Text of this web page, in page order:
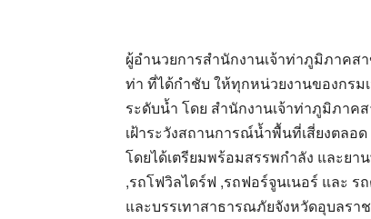
ผู้อำนวยการสำนักงานเจ้าท่าภูมิภาคส
ท่า ที่ได้กำชับ ให้ทุกหน่วยงานของกรม
ระดับน้ำ โดย สำนักงานเจ้าท่าภูมิภา
เฝ้าระวังสถานการณ์น้ำพื้นที่เสี่ยงตลอ
โดยได้เตรียมพร้อมสรรพกำลัง และยา
,รถโฟวิลไดร์ฟ ,รถฟอร์จูนเนอร์ และ
และบรรเทาสาธารณภัยจังหวัดอุบลรา